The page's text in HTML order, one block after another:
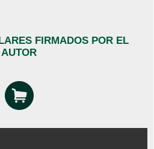
FIRMADOS POR EL
AUTOR